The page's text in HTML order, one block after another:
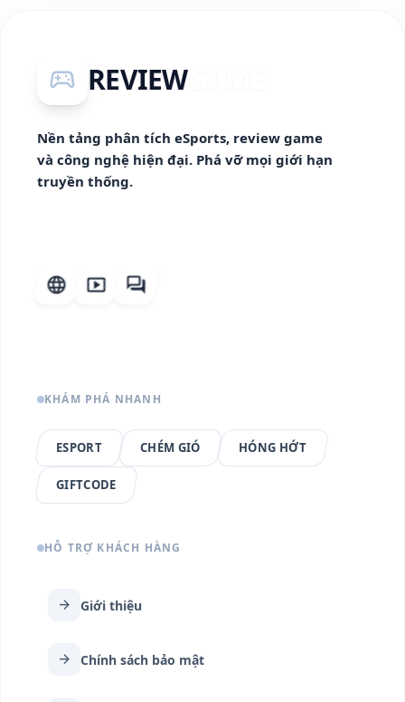
sports_esports REVIEWGAME
Nền tảng phân tích eSports, review game
và công nghệ hiện đại. Phá vỡ mọi giới hạn
truyền thống.
language smart_display forum
KHÁM PHÁ NHANH
ESPORT CHÉM GIÓ HÓNG HỚT
GIFTCODE
HỖ TRỢ KHÁCH HÀNG
arrow_forward Giới thiệu
arrow_forward Chính sách bảo mật